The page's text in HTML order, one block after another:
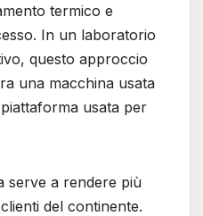
termico e
In un laboratorio
questo approccio
una macchina usata
usata per
serve a rendere più
del continente.